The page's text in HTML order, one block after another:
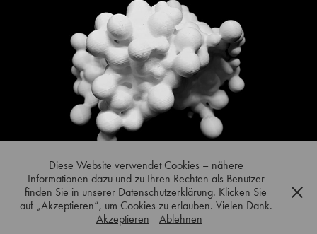
↑ Back to Top
Diese Website verwendet Cookies – nähere
Informationen dazu und zu Ihren Rechten als Benutzer
finden Sie in unserer Datenschutzerklärung. Klicken Sie
auf „Akzeptieren“, um Cookies zu erlauben. Vielen Dank.
Akzeptieren
Ablehnen